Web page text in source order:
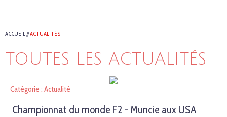
ACCUEIL//ACTUALITÉS
TOUTES LES ACTUALITÉS
Catégorie : Actualité
Championnat du monde F2 - Muncie aux USA